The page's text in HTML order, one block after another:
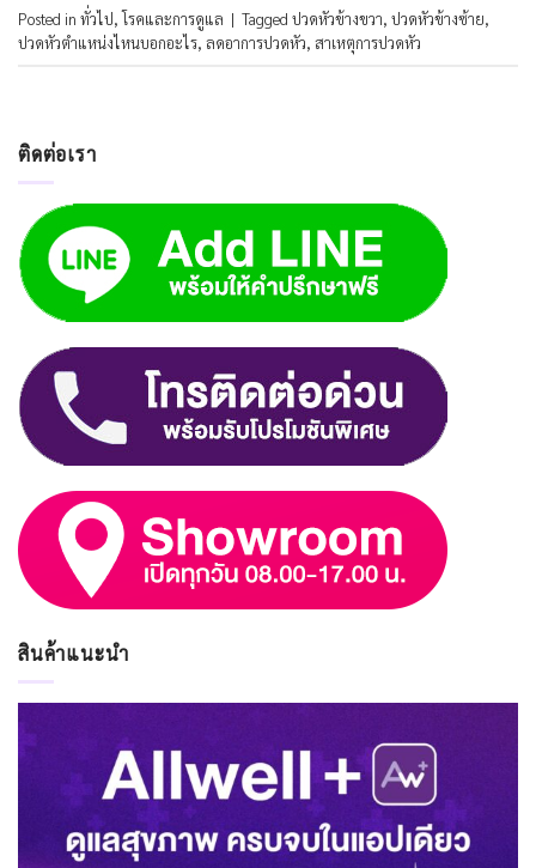
Posted in ทั่วไป,โรคและการดูแล | Tagged ปวดหัวข้างขวา, ปวดหัวข้างซ้าย,
ปวดหัวตำแหน่งไหนบอกอะไร, ลดอาการปวดหัว, สาเหตุการปวดหัว
ติดต่อเรา
สินค้าแนะนำ